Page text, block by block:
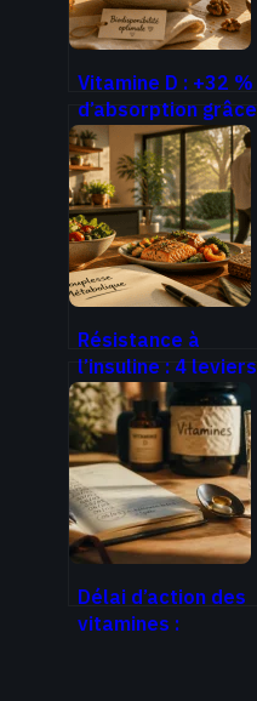
Vitamine D : +32 %
d’absorption grâce
à ce réglage de
votre repas de
midi
Résistance à
l’insuline : 4 leviers
naturels pour
restaurer votre
métabolisme
Délai d’action des
vitamines :